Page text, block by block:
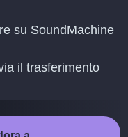
su SoundMachine
il trasferimento